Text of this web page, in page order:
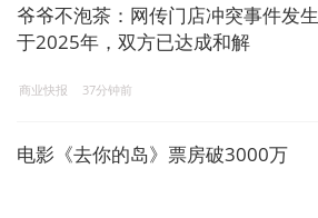
爷爷不泡茶：网传门店冲突事件发生
于2025年，双方已达成和解
商业快报 37分钟前
电影《去你的岛》票房破3000万